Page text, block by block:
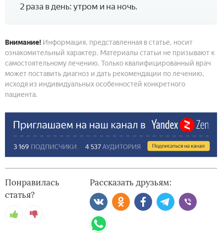
2 раза в день: утром и на ночь.
Внимание! Информация, представленная в статье, носит
ознакомительный характер. Материалы статьи не призывают к
самостоятельному лечению. Только квалифицированный врач
может поставить диагноз и дать рекомендации по лечению,
исходя из индивидуальных особенностей конкретного
пациента.
Понравилась
статья?
Рассказать друзьям: